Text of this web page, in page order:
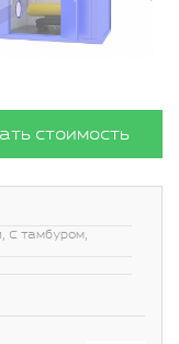
стоимость
С тамбуром,